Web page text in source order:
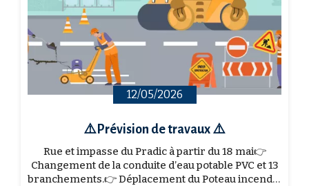
12/05/2026
⚠️Prévision de travaux ⚠️
Rue et impasse du Pradic à partir du 18 mai👉
Changement de la conduite d’eau potable PVC et 13
branchements.👉 Déplacement du Poteau incendie